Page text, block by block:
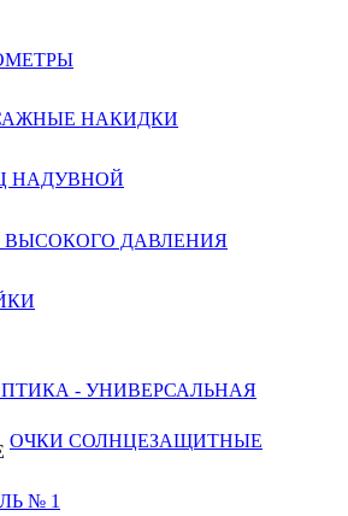
НАКИДКИ
НАДУВНОЙ
ДАВЛЕНИЯ
- УНИВЕРСАЛЬНАЯ
ОЧКИ СОЛНЦЕЗАЩИТНЫЕ
№ 1